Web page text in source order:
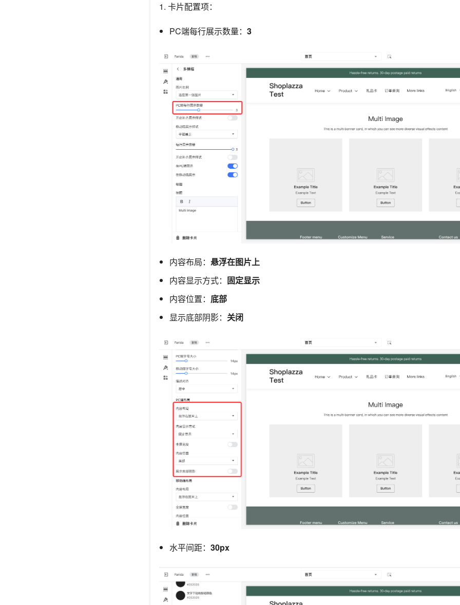
1. 卡片配置项：
PC端每行展示数量： 3
内容布局： 悬浮在图片上
内容显示方式： 固定显示
内容位置： 底部
显示底部阴影： 关闭
水平间距： 30px